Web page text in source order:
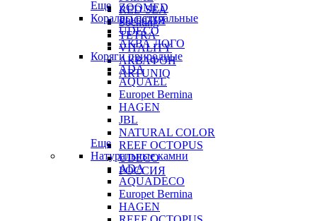
RED SEA
Sochting
TETRA
VITALITY
АКВАФОН
ARTUNIQ
ZOOMED
РОССИЯ
Еще
Кораллы натуральные
UDECO
АКВА ЛОГО
Коряги природные
ADA
AQUAEL
Europet Bernina
HAGEN
JBL
NATURAL COLOR
REEF OCTOPUS
UDECO
РОССИЯ
Еще
Натуральные камни
ADA
AQUADECO
Europet Bernina
HAGEN